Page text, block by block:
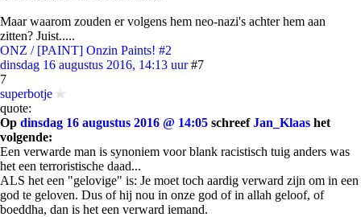
Maar waarom zouden er volgens hem neo-nazi's achter hem aan
zitten? Juist.....
ONZ / [PAINT] Onzin Paints! #2
dinsdag 16 augustus 2016, 14:13 uur #7
7
superbotje
quote:
Op dinsdag 16 augustus 2016 @ 14:05 schreefJan_Klaas het
volgende:
Een verwarde man is synoniem voor blank racistisch tuig anders was
het een terroristische daad...
ALS het een "gelovige" is: Je moet toch aardig verward zijn om in een
god te geloven. Dus of hij nou in onze god of in allah geloof, of
boeddha, dan is het een verward iemand.